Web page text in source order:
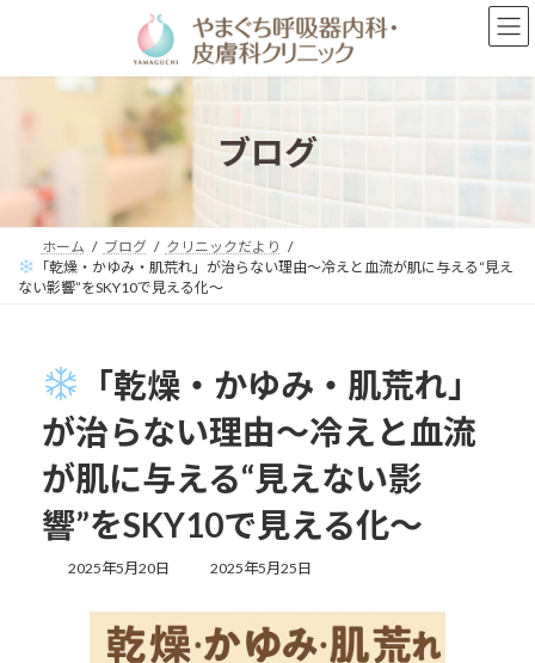
ン
プ
ー
動
ブログ
ホーム ブログ
クリニックだより
「乾燥・かゆみ・肌荒れ」が治らない理由〜冷えと血流が肌に与える“見え
ない影響”をSKY10で見える化〜
「乾燥・かゆみ・肌荒れ」
が治らない理由〜冷えと血流
が肌に与える“見えない影
響”をSKY10で見える化〜
2025年5月20日
最
更
新
日
2025年5月25日